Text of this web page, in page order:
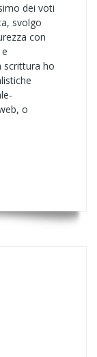
dei voti
svolgo
con
scrittura ho
o